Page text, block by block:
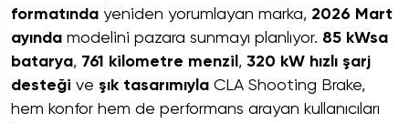
formatında yeniden yorumlayan marka, 2026 Mart
ayında modelini pazara sunmayı planlıyor. 85 kWsa
batarya, 761 kilometre menzil , 320 kW hızlı şarj
desteği ve şık tasarımıyla CLA Shooting Brake,
hem konfor hem de performans arayan kullanıcıları